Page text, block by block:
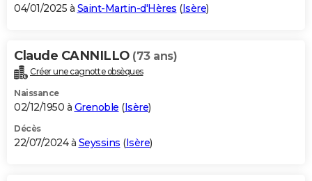
04/01/2025 à Saint-Martin-d'Hères (Isère)
Claude CANNILLO (73 ans)
Créer une cagnotte obsèques
Naissance
02/12/1950 à Grenoble (Isère)
Décès
22/07/2024 à Seyssins (Isère)